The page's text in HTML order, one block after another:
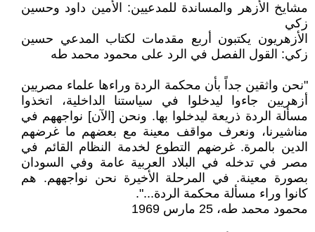
مشايخ الأزهر والمساندة للمدعيين: الأمين داود وحسين
زكي
الأزهريون يكتبون أربع مقدمات لكتاب المدعي حسين
زكي: القول الفصل في الرد على محمود محمد طه
"نحن واثقين جداً بأن محكمة الردة وراءها علماء مصريين
أزهريين جاءوا ليدخلوا في سياستنا الداخلية، اتخذوا
مسألة الردة ذريعة ليدخلوا بها. ونحن [الآن] نواجههم في
مناشيرنا، ونعرف مواقف معينة مع بعضهم ما غرضهم
الدين بالمرة. غرضهم التطوع لخدمة النظام القائم في
مصر في تدخله في البلاد العربية عامة وفي السودان
بصورة معينة. في المرحلة الأخيرة نحن نواجههم. هم
كانوا وراء مسألة محكمة الردة...".
محمود محمد طه، 25 مارس 1969